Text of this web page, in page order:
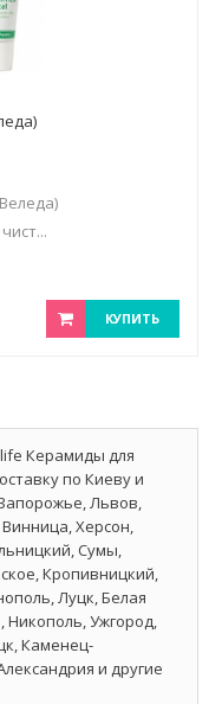
КУПИТЬ
Керамиды для
по Киеву и
Львов,
Херсон,
Сумы,
Кропивницкий,
Луцк, Белая
Никополь, Ужгород,
Каменец-
и другие